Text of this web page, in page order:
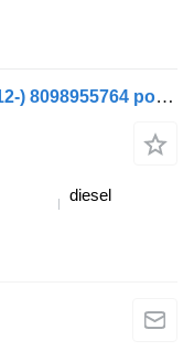
Direction assistée Volvo FMX (01.12-) 8098955764 pour camion Volvo FM7-FM12, FM, FMX (1998-2014)
diesel